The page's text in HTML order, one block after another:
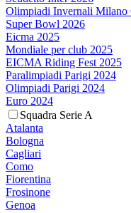
Olimpiadi Invernali Milano
Super Bowl 2026
Eicma 2025
Mondiale per club 2025
EICMA Riding Fest 2025
Paralimpiadi Parigi 2024
Olimpiadi Parigi 2024
Euro 2024
Squadra Serie A
Atalanta
Bologna
Cagliari
Como
Fiorentina
Frosinone
Genoa